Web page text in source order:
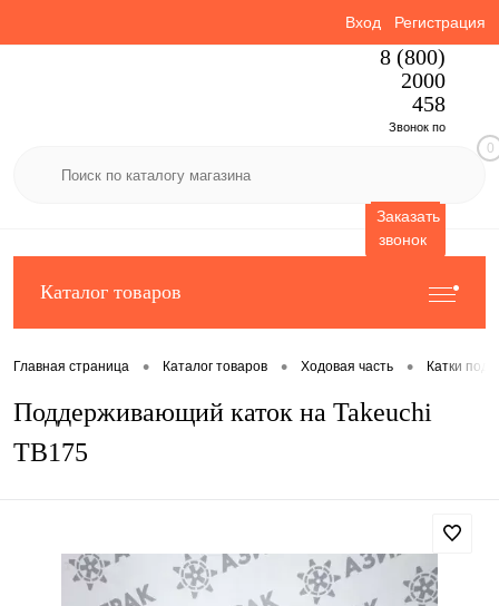
Вход Регистрация
8 (800)
2000
458
Звонок по
Заказать
звонок
0
Каталог товаров
Главная страница • Каталог товаров • Ходовая часть • Катки
Поддерживающий каток на Takeuchi
TB175